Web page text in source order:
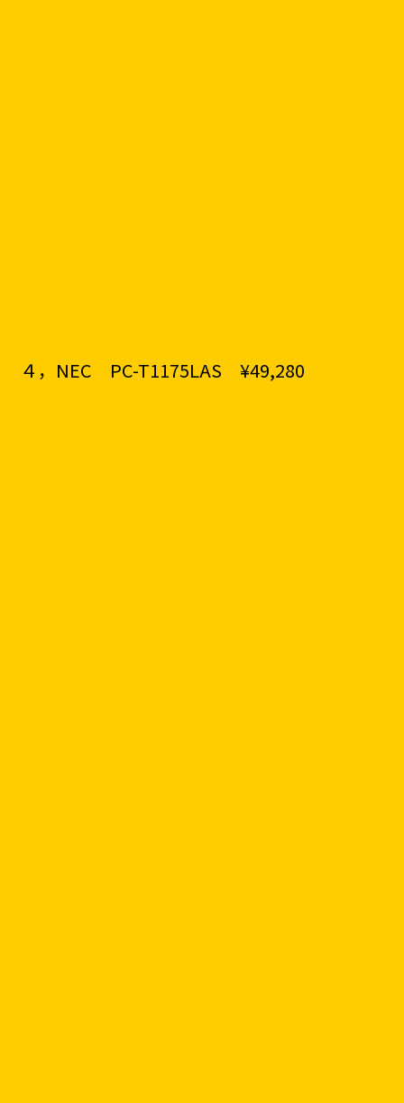
４，NEC PC-T1175LAS ¥49,280